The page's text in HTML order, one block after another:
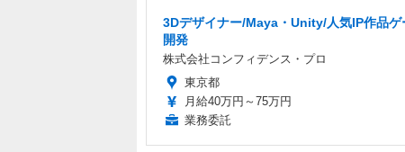
3Dデザイナー/Maya・Unity/人気IP作品ゲ
開発
株式会社コンフィデンス・プロ
東京都
月給40万円～75万円
業務委託